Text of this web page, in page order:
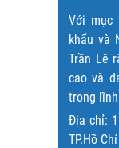
Với mục
khẩu và
Trần Lê
cao và
trong
Địa chỉ:
TP.Hồ